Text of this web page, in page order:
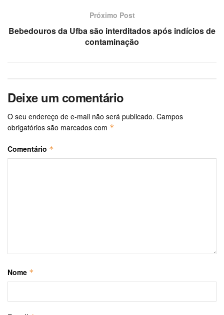
Próximo Post
Bebedouros da Ufba são interditados após indícios de
contaminação
Deixe um comentário
O seu endereço de e-mail não será publicado. Campos
obrigatórios são marcados com *
Comentário *
Nome *